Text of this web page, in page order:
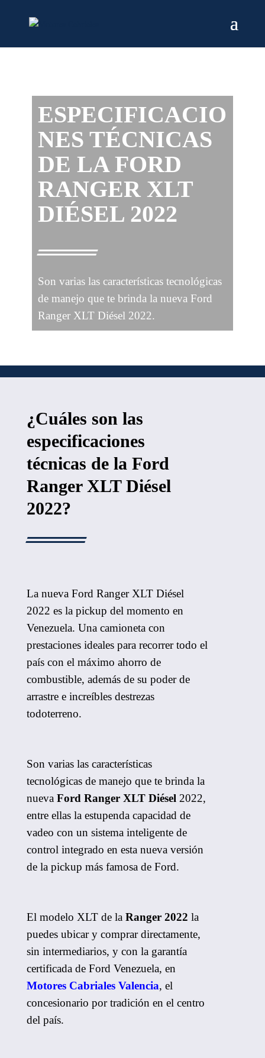
ESPECIFICACIO
NES TÉCNICAS
DE LA FORD
RANGER XLT
DIÉSEL 2022
Son varias las características tecnológicas
de manejo que te brinda la nueva Ford
Ranger XLT Diésel 2022.
¿Cuáles son las
especificaciones
técnicas de la Ford
Ranger XLT Diésel
2022?
La nueva Ford Ranger XLT Diésel
2022 es la pickup del momento en
Venezuela. Una camioneta con
prestaciones ideales para recorrer todo el
país con el máximo ahorro de
combustible, además de su poder de
arrastre e increíbles destrezas
todoterreno.
Son varias las características
tecnológicas de manejo que te brinda la
nueva Ford Ranger XLT Diésel2022,
entre ellas la estupenda capacidad de
vadeo con un sistema inteligente de
control integrado en esta nueva versión
de la pickup más famosa de Ford.
El modelo XLT de la Ranger 2022 la
puedes ubicar y comprar directamente,
sin intermediarios, y con la garantía
certificada de Ford Venezuela, en
Motores Cabriales Valencia, el
concesionario por tradición en el centro
del país.